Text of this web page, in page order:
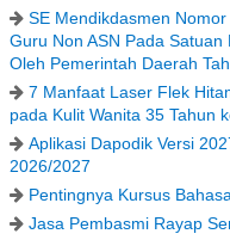
SE Mendikdasmen
Guru Non ASN Pada
Oleh Pemerintah Daerah
7 Manfaat Laser Flek
pada Kulit Wanita 35 Tahun
Aplikasi Dapodik Versi
2026/2027
Pentingnya Kursus
Jasa Pembasmi Rayap